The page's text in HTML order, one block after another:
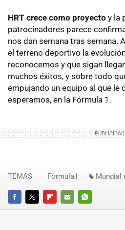
HRT crece como proyecto y la
patrocinadores parece
nos dan semana tras semana.
el terreno deportivo la
reconocemos y que sigan
muchos éxitos, y sobre todo
empujando un equipo al que le
esperamos, en la Fórmula 1.
FACEBOOKTWITTERFLIPBOARD
E-
WHATSAPP
TEMAS Fórmula1 Mundial